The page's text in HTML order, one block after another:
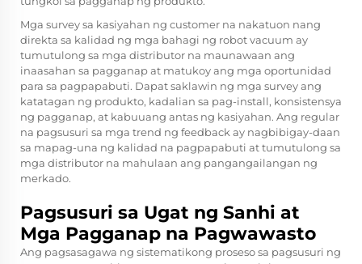
Mga survey sa kasiyahan ng customer na nakatuon nang
direkta sa kalidad ng mga bahagi ng robot vacuum ay
tumutulong sa mga distributor na maunawaan ang
inaasahan sa pagganap at matukoy ang mga oportunidad
para sa pagpapabuti. Dapat saklawin ng mga survey ang
katatagan ng produkto, kadalian sa pag-install, konsistensya
ng pagganap, at kabuuang antas ng kasiyahan. Ang regular
na pagsusuri sa mga trend ng feedback ay nagbibigay-daan
sa mapag-una ng kalidad na pagpapabuti at tumutulong sa
mga distributor na mahulaan ang pangangailangan ng
merkado.
Pagsusuri sa Ugat ng Sanhi at
Mga Pagganap na Pagwawasto
Ang pagsasagawa ng sistematikong proseso sa pagsusuri ng